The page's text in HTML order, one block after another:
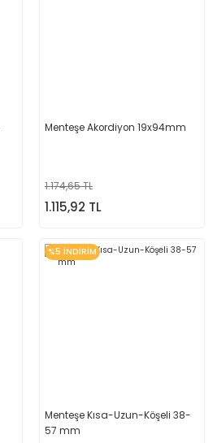
Menteşe Akordiyon 19x94mm
1.174,65 TL
1.115,92 TL
%5 İNDİRİM
Menteşe Kısa-Uzun-Köşeli 38-
57 mm